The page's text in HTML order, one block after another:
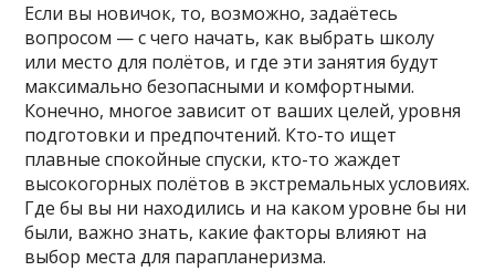
Если вы новичок, то, возможно, задаётесь
вопросом — с чего начать, как выбрать школу
или место для полётов, и где эти занятия будут
максимально безопасными и комфортными.
Конечно, многое зависит от ваших целей, уровня
подготовки и предпочтений. Кто-то ищет
плавные спокойные спуски, кто-то жаждет
высокогорных полётов в экстремальных условиях.
Где бы вы ни находились и на каком уровне бы ни
были, важно знать, какие факторы влияют на
выбор места для парапланеризма.